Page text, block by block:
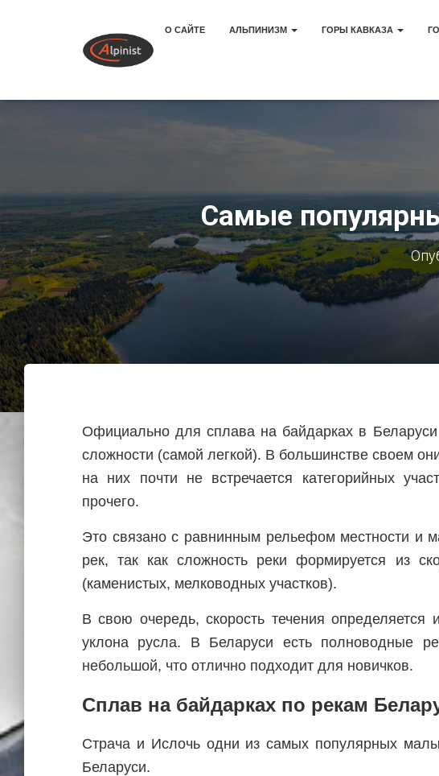
О САЙТЕ АЛЬПИНИЗМ ГОРЫ КАВКАЗА
Самые
Официально для сплава на байдарках в Беларуси
сложности (самой легкой). В большинстве своем
на них почти не встречается категорийных
прочего.
Это связано с равнинным рельефом местности и
рек, так как сложность реки формируется из
(каменистых, мелководных участков).
В свою очередь, скорость течения определяется
уклона русла. В Беларуси есть полноводные
небольшой, что отлично подходит для новичков.
Сплав на байдарках по рекам
Страча и Ислочь одни из самых популярных
Беларуси.